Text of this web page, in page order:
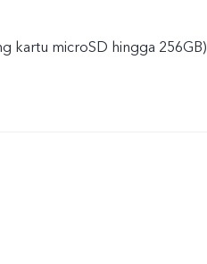
kartu microSD hingga 256GB)